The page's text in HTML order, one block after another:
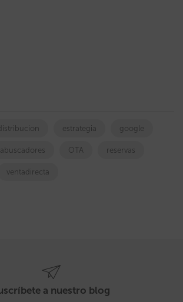
estrategia google
OTA reservas
ventadirecta
a nuestro blog